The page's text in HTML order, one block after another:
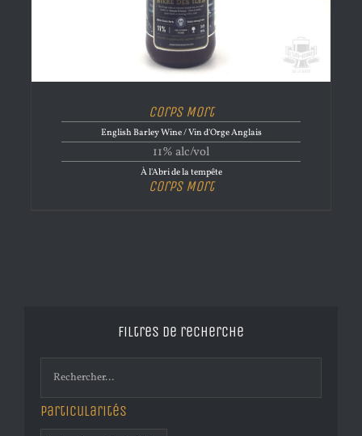
Corps Mort
English Barley Wine / Vin d'Orge Anglais
11% alc/vol
À l'Abri de la tempête
Corps Mort
Filtres de recherche
Particularités